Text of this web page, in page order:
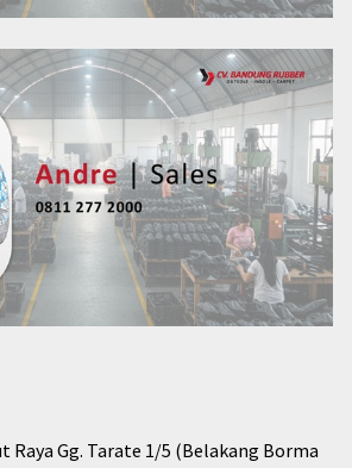
Raya Gg. Tarate 1/5 (Belakang Borma